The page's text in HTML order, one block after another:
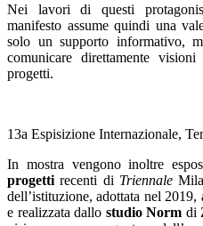
Nei lavori di questi
manifesto assume quindi una
solo un supporto informativo,
comunicare direttamente
progetti.
13a Espisizione Internazionale,
In mostra vengono inoltre
progettirecenti di Triennale
dell’istituzione, adottata nel
e realizzata dallo studio Norm di